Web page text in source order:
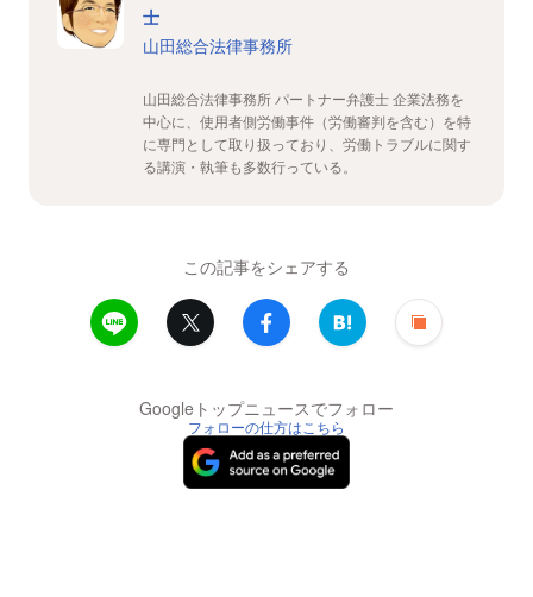
士
山田総合法律事務所
山田総合法律事務所 パートナー弁護士 企業法務を
中心に、使用者側労働事件（労働審判を含む）を特
に専門として取り扱っており、労働トラブルに関す
る講演・執筆も多数行っている。
この記事をシェアする
Googleトップニュースでフォロー
フォローの仕方はこちら